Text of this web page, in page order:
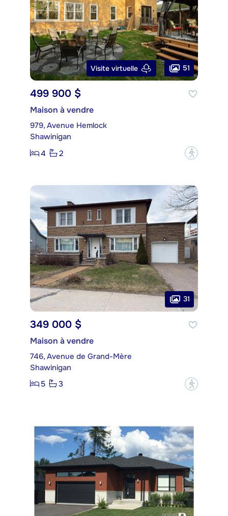
Visite virtuelle 51
499 900 $
Maison à vendre
979, Avenue Hemlock
Shawinigan
4
2 ?
31
349 000 $
Maison à vendre
746, Avenue de Grand-Mère
Shawinigan
5
3 ?